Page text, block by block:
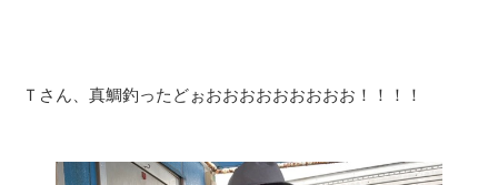
Ｔさん、真鯛釣ったどぉおおおおおおおおお！！！！